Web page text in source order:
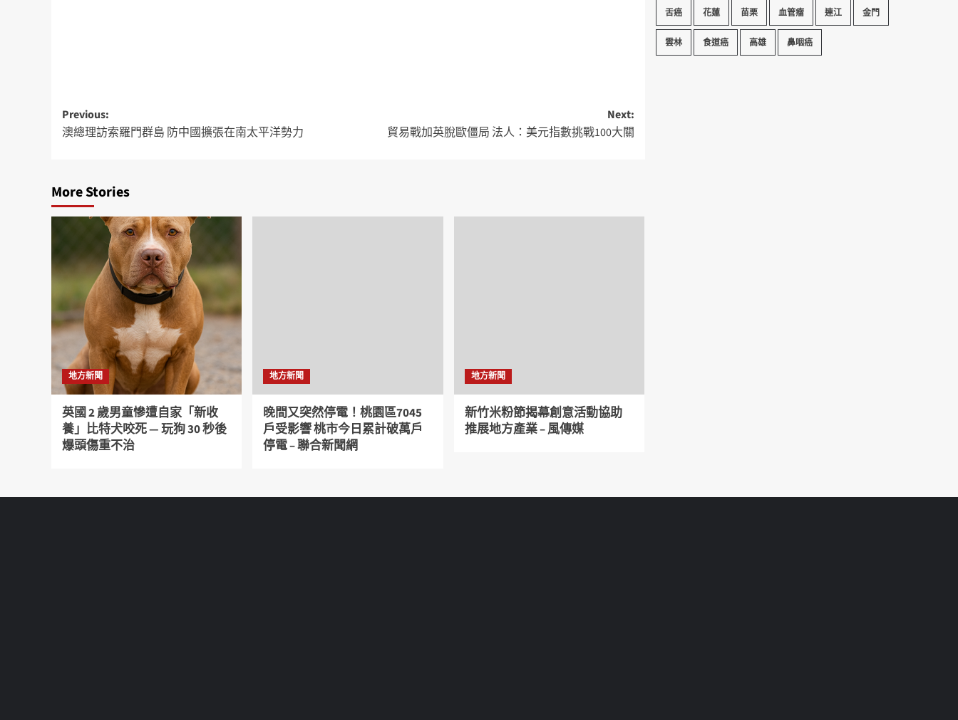
Previous:
澳總理訪索羅門群島 防中國擴張在南太平洋勢力
Next:
貿易戰加英脫歐僵局 法人：美元指數挑戰100大關
More Stories
地方新聞
英國 2 歲男童慘遭自家「新收
養」比特犬咬死 — 玩狗 30 秒後
爆頭傷重不治
地方新聞
晚間又突然停電！桃園區7045
戶受影響 桃市今日累計破萬戶
停電 – 聯合新聞網
地方新聞
新竹米粉節揭幕創意活動協助
推展地方產業 – 風傳媒
舌癌 花蓮 苗栗 血管瘤 連江 金門
雲林 食道癌 高雄 鼻咽癌